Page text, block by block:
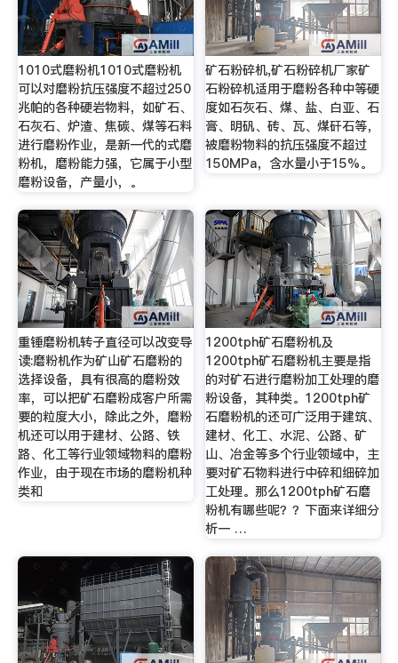
1010式磨粉机1010式磨粉机
可以对磨粉抗压强度不超过250
兆帕的各种硬岩物料，如矿石、
石灰石、炉渣、焦碳、煤等石料
进行磨粉作业，是新一代的式磨
粉机，磨粉能力强，它属于小型
磨粉设备，产量小，。
矿石粉碎机,矿石粉碎机厂家矿
石粉碎机适用于磨粉各种中等硬
度如石灰石、煤、盐、白亚、石
膏、明矾、砖、瓦、煤矸石等，
被磨粉物料的抗压强度不超过
150MPa，含水量小于15%。
重锤磨粉机转子直径可以改变导
读:磨粉机作为矿山矿石磨粉的
选择设备，具有很高的磨粉效
率，可以把矿石磨粉成客户所需
要的粒度大小，除此之外，磨粉
机还可以用于建材、公路、铁
路、化工等行业领域物料的磨粉
作业，由于现在市场的磨粉机种
类和
1200tph矿石磨粉机及
1200tph矿石磨粉机主要是指
的对矿石进行磨粉加工处理的磨
粉设备，其种类。1200tph矿
石磨粉机的还可广泛用于建筑、
建材、化工、水泥、公路、矿
山、冶金等多个行业领域中，主
要对矿石物料进行中碎和细碎加
工处理。那么1200tph矿石磨
粉机有哪些呢？？下面来详细分
析一 …